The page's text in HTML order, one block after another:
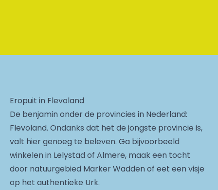
Eropuit in Flevoland
De benjamin onder de provincies in Nederland:
Flevoland. Ondanks dat het de jongste provincie is,
valt hier genoeg te beleven. Ga bijvoorbeeld
winkelen in Lelystad of Almere, maak een tocht
door natuurgebied Marker Wadden of eet een visje
op het authentieke Urk.